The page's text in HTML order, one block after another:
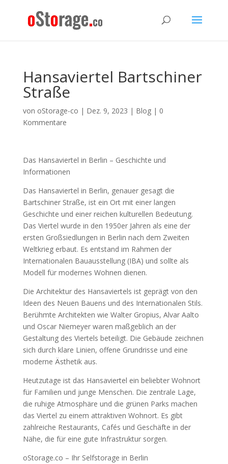
Hansaviertel Bartschiner
Straße
von oStorage-co | Dez. 9, 2023 | Blog| 0
Kommentare
Das Hansaviertel in Berlin – Geschichte und
Informationen
Das Hansaviertel in Berlin, genauer gesagt die
Bartschiner Straße, ist ein Ort mit einer langen
Geschichte und einer reichen kulturellen Bedeutung.
Das Viertel wurde in den 1950er Jahren als eine der
ersten Großsiedlungen in Berlin nach dem Zweiten
Weltkrieg erbaut. Es entstand im Rahmen der
Internationalen Bauausstellung (IBA) und sollte als
Modell für modernes Wohnen dienen.
Die Architektur des Hansaviertels ist geprägt von den
Ideen des Neuen Bauens und des Internationalen Stils.
Berühmte Architekten wie Walter Gropius, Alvar Aalto
und Oscar Niemeyer waren maßgeblich an der
Gestaltung des Viertels beteiligt. Die Gebäude zeichnen
sich durch klare Linien, offene Grundrisse und eine
moderne Ästhetik aus.
Heutzutage ist das Hansaviertel ein beliebter Wohnort
für Familien und junge Menschen. Die zentrale Lage,
die ruhige Atmosphäre und die grünen Parks machen
das Viertel zu einem attraktiven Wohnort. Es gibt
zahlreiche Restaurants, Cafés und Geschäfte in der
Nähe, die für eine gute Infrastruktur sorgen.
oStorage.co – Ihr Selfstorage in Berlin